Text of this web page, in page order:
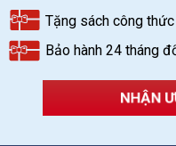
Tặng sách công
Bảo hành 24 tháng
NHẬN